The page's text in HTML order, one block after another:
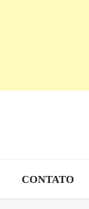
CONTATO